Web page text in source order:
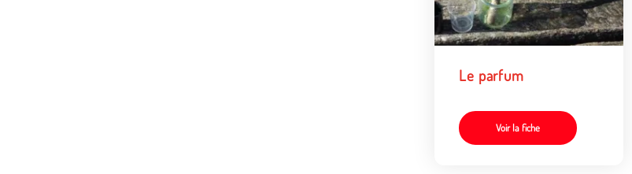
Le parfum
Voir la fiche